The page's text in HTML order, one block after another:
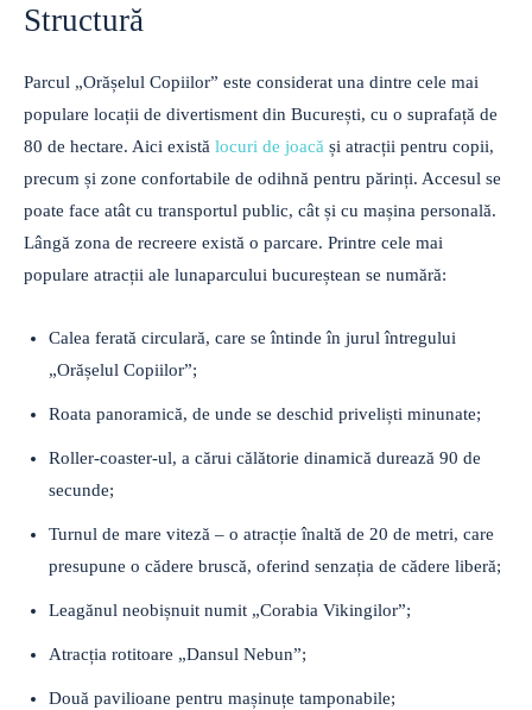
Structură
Parcul „Orășelul Copiilor” este considerat una dintre cele mai
populare locații de divertisment din București, cu o suprafață de
80 de hectare. Aici există locuri de joacă și atracții pentru copii,
precum și zone confortabile de odihnă pentru părinți. Accesul se
poate face atât cu transportul public, cât și cu mașina personală.
Lângă zona de recreere există o parcare. Printre cele mai
populare atracții ale lunaparcului bucureștean se numără:
Calea ferată circulară, care se întinde în jurul întregului
„Orășelul Copiilor”;
Roata panoramică, de unde se deschid priveliști minunate;
Roller-coaster-ul, a cărui călătorie dinamică durează 90 de
secunde;
Turnul de mare viteză – o atracție înaltă de 20 de metri, care
presupune o cădere bruscă, oferind senzația de cădere liberă;
Leagănul neobișnuit numit „Corabia Vikingilor”;
Atracția rotitoare „Dansul Nebun”;
Două pavilioane pentru mașinuțe tamponabile;